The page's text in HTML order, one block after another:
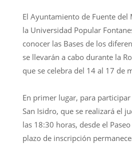
El Ayuntamiento de Fuente del
la Universidad Popular
conocer las Bases de los
se llevarán a cabo durante la
que se celebra del 14 al 17 de
En primer lugar, para
San Isidro, que se realizará el
las 18:30 horas, desde el
plazo de inscripción